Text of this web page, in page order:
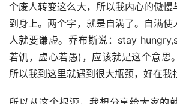
个废人转变这么大，所以我内心的傲慢
到身上。两个字，就是自满了。自满使
人就要谦虚。乔布斯说：stay
若饥，虚心若愚)，应该就是这个意思
所以我到这里就遇到很大瓶颈，好在我